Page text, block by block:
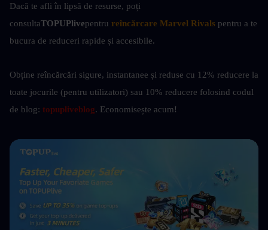
Dacă te afli în lipsă de resurse, poți
consultaTOPUPlivepentru reîncărcare Marvel Rivals pentru a te
bucura de reduceri rapide și accesibile.
Obține reîncărcări sigure, instantanee și reduse cu 12% reducere la
toate jocurile (pentru utilizatori) sau 10% reducere folosind codul
de blog: topupliveblog. Economisește acum!